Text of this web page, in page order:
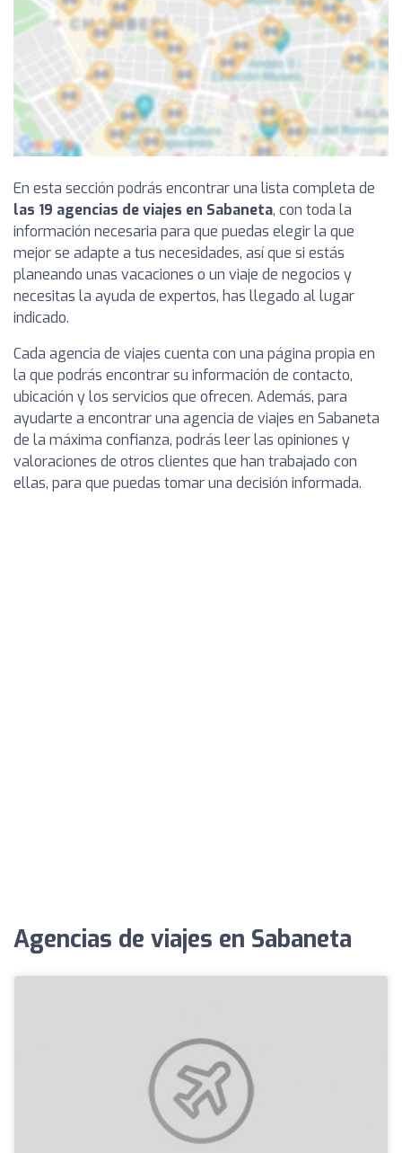
En esta sección podrás encontrar una lista completa de
las 19 agencias de viajes en Sabaneta, con toda la
información necesaria para que puedas elegir la que
mejor se adapte a tus necesidades, así que si estás
planeando unas vacaciones o un viaje de negocios y
necesitas la ayuda de expertos, has llegado al lugar
indicado.
Cada agencia de viajes cuenta con una página propia en
la que podrás encontrar su información de contacto,
ubicación y los servicios que ofrecen. Además, para
ayudarte a encontrar una agencia de viajes en Sabaneta
de la máxima confianza, podrás leer las opiniones y
valoraciones de otros clientes que han trabajado con
ellas, para que puedas tomar una decisión informada.
Agencias de viajes en Sabaneta